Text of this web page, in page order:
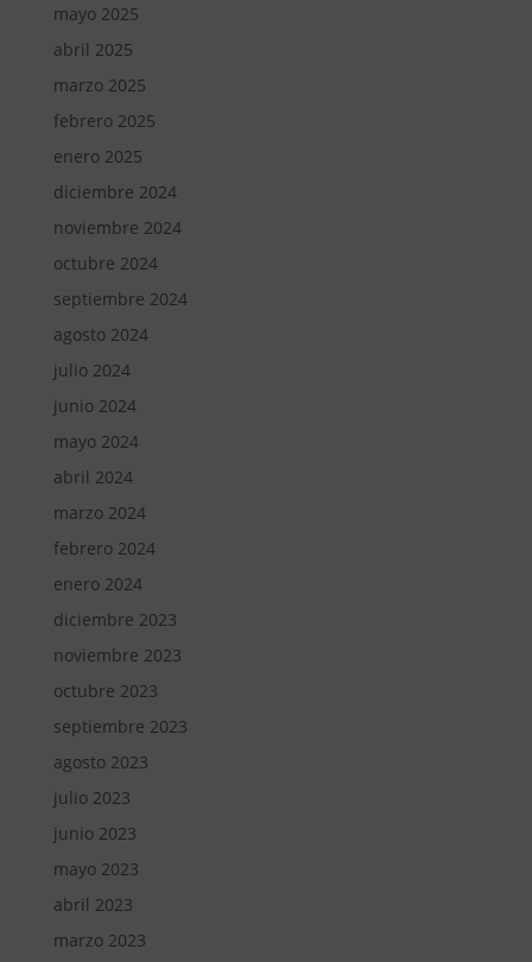
mayo 2025
abril 2025
marzo 2025
febrero 2025
enero 2025
diciembre 2024
noviembre 2024
octubre 2024
septiembre 2024
agosto 2024
julio 2024
junio 2024
mayo 2024
abril 2024
marzo 2024
febrero 2024
enero 2024
diciembre 2023
noviembre 2023
octubre 2023
septiembre 2023
agosto 2023
julio 2023
junio 2023
mayo 2023
abril 2023
marzo 2023